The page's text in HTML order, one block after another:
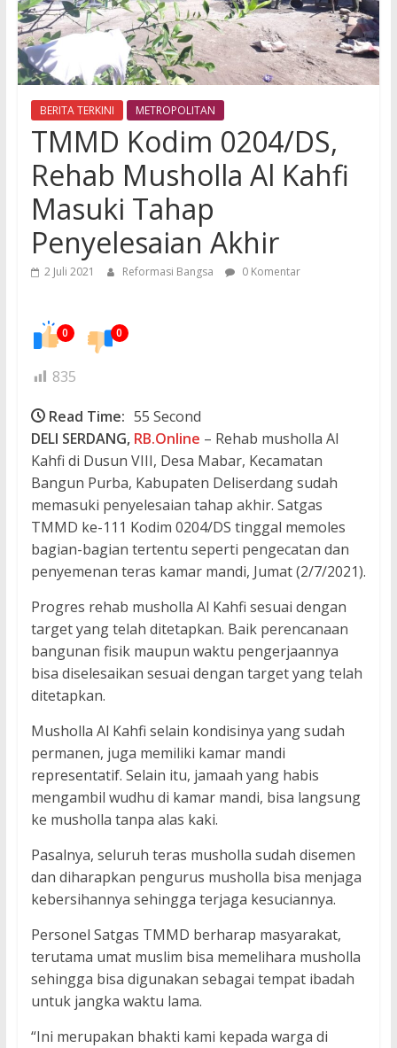
BERITA TERKINI METROPOLITAN
TMMD Kodim 0204/DS,
Rehab Musholla Al Kahfi
Masuki Tahap
Penyelesaian Akhir
2 Juli 2021 Reformasi Bangsa 0 Komentar
0 0
835
Read Time: 55 Second
DELI SERDANG, RB.Online – Rehab musholla Al
Kahfi di Dusun VIII, Desa Mabar, Kecamatan
Bangun Purba, Kabupaten Deliserdang sudah
memasuki penyelesaian tahap akhir. Satgas
TMMD ke-111 Kodim 0204/DS tinggal memoles
bagian-bagian tertentu seperti pengecatan dan
penyemenan teras kamar mandi, Jumat (2/7/2021).
Progres rehab musholla Al Kahfi sesuai dengan
target yang telah ditetapkan. Baik perencanaan
bangunan fisik maupun waktu pengerjaannya
bisa diselesaikan sesuai dengan target yang telah
ditetapkan.
Musholla Al Kahfi selain kondisinya yang sudah
permanen, juga memiliki kamar mandi
representatif. Selain itu, jamaah yang habis
mengambil wudhu di kamar mandi, bisa langsung
ke musholla tanpa alas kaki.
Pasalnya, seluruh teras musholla sudah disemen
dan diharapkan pengurus musholla bisa menjaga
kebersihannya sehingga terjaga kesuciannya.
Personel Satgas TMMD berharap masyarakat,
terutama umat muslim bisa memelihara musholla
sehingga bisa digunakan sebagai tempat ibadah
untuk jangka waktu lama.
“Ini merupakan bhakti kami kepada warga di